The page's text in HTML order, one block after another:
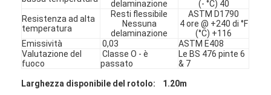
delaminazione
(- °C) 40
Resistenza ad alta
temperatura
Resti flessibile
Nessuna
delaminazione
ASTM D1790
4 ore @ +240 di °F
(°C) +116
Emissività
0,03
ASTM E408
Valutazione del
fuoco
Classe O - è
passato
Le BS 476 pinte 6
& 7
Larghezza disponibile del rotolo: 1.20m